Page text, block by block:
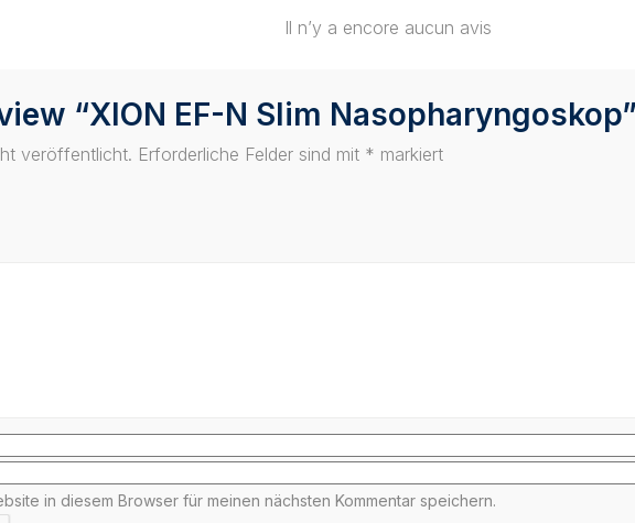
Il n’y a encore aucun avis
“XION EF-N Slim
veröffentlicht. Erforderliche Felder sind mit * markiert
in diesem Browser für meinen nächsten Kommentar speichern.